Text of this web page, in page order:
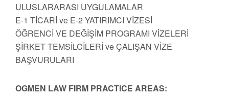
ULUSLARARASI UYGULAMALAR
E-1 TİCARİ ve E-2 YATIRIMCI VİZESİ
ÖĞRENCİ VE DEĞİŞİM PROGRAMI VİZELERİ
ŞİRKET TEMSİLCİLERİ ve ÇALIŞAN VİZE
BAŞVURULARI
OGMEN LAW FIRM PRACTICE AREAS: